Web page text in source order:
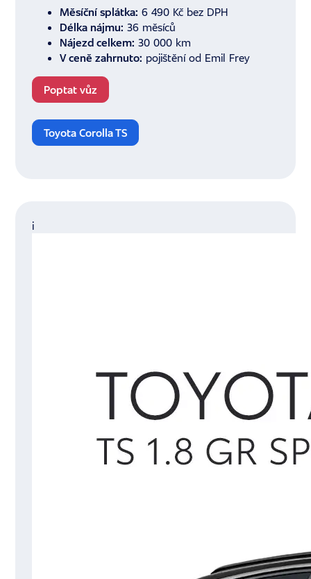
Měsíční splátka: 6 490 Kč bez DPH
Délka nájmu: 36 měsíců
Nájezd celkem: 30 000 km
V ceně zahrnuto: pojištění od Emil Frey
Poptat vůz
Toyota Corolla TS
i